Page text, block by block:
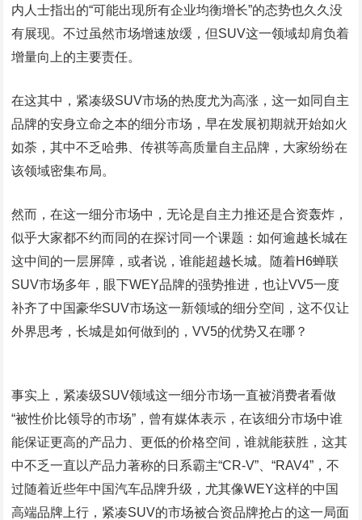
内人士指出的“可能出现所有企业均衡增长”的态势也久久没
有展现。不过虽然市场增速放缓，但SUV这一领域却肩负着
增量向上的主要责任。
在这其中，紧凑级SUV市场的热度尤为高涨，这一如同自主
品牌的安身立命之本的细分市场，早在发展初期就开始如火
如荼，其中不乏哈弗、传祺等高质量自主品牌，大家纷纷在
该领域密集布局。
然而，在这一细分市场中，无论是自主力推还是合资轰炸，
似乎大家都不约而同的在探讨同一个课题：如何逾越长城在
这中间的一层屏障，或者说，谁能超越长城。随着H6蝉联
SUV市场多年，眼下WEY品牌的强势推进，也让VV5一度
补齐了中国豪华SUV市场这一新领域的细分空间，这不仅让
外界思考，长城是如何做到的，VV5的优势又在哪？
事实上，紧凑级SUV领域这一细分市场一直被消费者看做
“被性价比领导的市场”，曾有媒体表示，在该细分市场中谁
能保证更高的产品力、更低的价格空间，谁就能获胜，这其
中不乏一直以产品力著称的日系霸主“CR-V”、“RAV4”，不
过随着近些年中国汽车品牌升级，尤其像WEY这样的中国
高端品牌上行，紧凑SUV的市场被合资品牌抢占的这一局面